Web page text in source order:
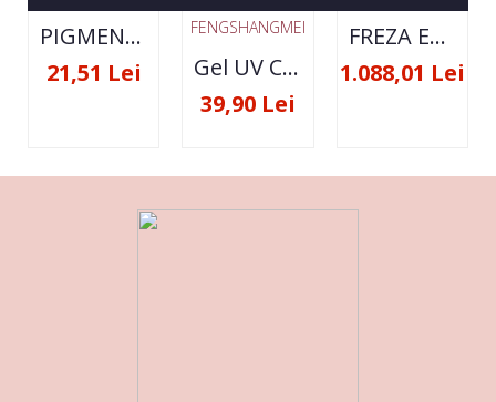
PIGMENT NEON SET 12 CULORI
21,51 Lei
FENGSHANGMEI
Gel UV Constructie FSM 50ML - 07
39,90 Lei
FREZA ELECTRICA STRONG 210 35000 RPM- ORIGINALA
1.088,01 Lei